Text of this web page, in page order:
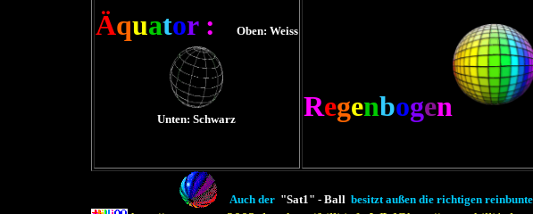
Äquator: Oben: Weiss
Unten: Schwarz Regenbogen
Auch der "Sat1" - Ball besitzt außen die richtigen